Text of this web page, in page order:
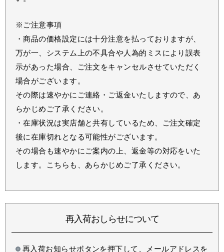
※ご注意事項
・商品の価格設定には十分注意を払っておりますが、
万が一、システム上の不具合や人為的ミスにより誤表
示があった場合、ご注文をキャンセルさせていただく
場合がございます。
その際は速やかにご連絡・ご返金いたしますので、あ
らかじめご了承ください。
・在庫状況は実店舗と共有しているため、ご注文確定
後に在庫切れとなる可能性がございます。
その場合も速やかにご案内の上、返金等の対応をいた
します。こちらも、あらかじめご了承ください。
再入荷おしらせについて
再入荷お知らせボタンを押下して、メールアドレスを